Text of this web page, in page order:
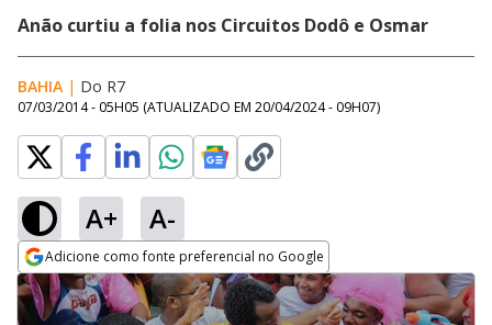
Anão curtiu a folia nos Circuitos Dodô e Osmar
BAHIA | Do R7
07/03/2014 - 05H05 (ATUALIZADO EM 20/04/2024 - 09H07)
A+ A-
Adicione como fonte preferencial no Google
Opens in new window